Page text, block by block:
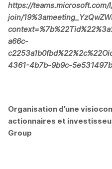
https://
join/
a66c-
4361-4b7b-9b9c-
Organisation d’une
actionnaires et
Group